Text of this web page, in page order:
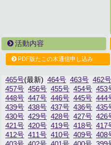
活動内容
PDF版たこの木通信申し込み
465号 464号 463号 462号
457号 456号 455号 454号 453
448号 447号 446号 445号 444
439号 438号 437号 436号 435
430号 429号 428号 427号 426
421号 420号 419号 418号 417
412号 411号 410号 409号 408